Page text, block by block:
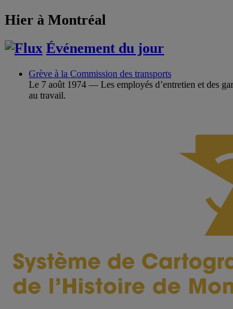
Hier à Montréal
Événement du jour
Grève à la Commission des transports
Le 7 août 1974 — Les employés d’entretien et des
au travail.